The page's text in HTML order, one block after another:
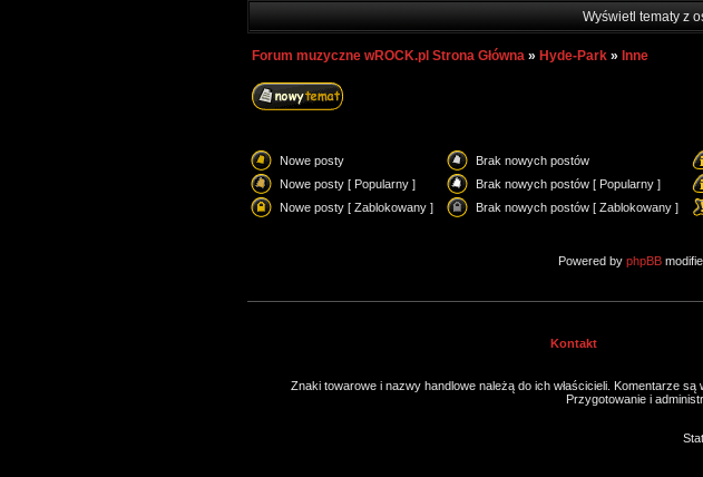
Wyświetl tematy z
Forum muzyczne wROCK.pl Strona Główna » Hyde-Park » Inne
Nowe posty Brak nowych postów
Nowe posty [ Popularny ]
Brak nowych postów [ Popularny ]
Nowe posty [ Zablokowany ]
Brak nowych postów [ Zablokowany ]
Powered by phpBB
Kontakt
Znaki towarowe i nazwy handlowe należą do ich właścicieli. Komentarze
Przygotowanie i